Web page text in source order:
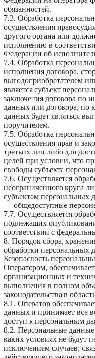
обязанностей.
7.3. Обработка
осуществления
другого органа или
исполнению в
Федерации об
7.4. Обработка
исполнения договора,
выгодоприобретателем
является субъект
заключения договора по
данных или договора, по
данных будет являться
поручителем.
7.5. Обработка
осуществления прав и
третьих лиц либо для
целей при условии, что
свободы субъекта
7.6. Осуществляется
неограниченного круга
субъектом персональных
— общедоступные
7.7. Осуществляется
подлежащих
соответствии с
8. Порядок сбора,
обработки персональных
Безопасность
Оператором,
организационных и
выполнения в полном
законодательства в
8.1. Оператор
данных и принимает все
доступ к персональным
8.2. Персональные
каких условиях не будут
исключением случаев,